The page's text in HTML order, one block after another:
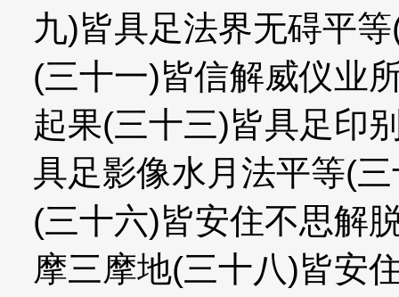
九)皆具足法界无碍平
(三十一)皆信解威仪业
起果(三十三)皆具足印
具足影像水月法平等(
(三十六)皆安住不思解
摩三摩地(三十八)皆安